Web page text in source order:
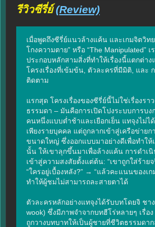
รีวิวซีรี่ย์(Review)
เมื่อพูดถึงซีรี่ย์แนวล้างแค้น และเกมจิตวิทย
โกงความตาย” หรือ “The Manipulated”
ประกอบหลักสามสิ่งที่ทำให้เรื่องนี้แตกต่าง
โครงเรื่องที่เข้มข้น, ตัวละครที่มีมิติ, และ
ติดตาม
แรกสุด โครงเรื่องของซีรี่ย์นี้ไม่ใช่เรื่องรา
ธรรมดา – มันคือการเปิดโปงระบบการบ
คนหนึ่งแบบต่ำช้าและเยือกเย็น แทจุงไม่ไ
เพียงรายบุคคล แต่ถูกลากเข้าสู่เครือข่ายก
ขนาดใหญ่ ซึ่งออกแบบมาอย่างดีเพื่อทำให้
นั้น ให้เขาลุกขึ้นมาเพื่อล้างแค้น การดำเนิ
เข้าสู่ความสงสัยตั้งแต่ต้น: “เขาถูกใส่ร้าย
“ใครอยู่เบื้องหลัง?” → “แล้วคะแนนของเก
ทำให้ผู้ชมไม่สามารถละสายตาได้
ตัวละครหลักอย่างแทจุงได้รับบทโดยจิ ชา
wook) ซึ่งมีภาพจำจากบทฮีโร่หลายๆ เรื่อ
ถูกวางบทบาทให้เป็นผู้ชายที่ชีวิตธรรมดา